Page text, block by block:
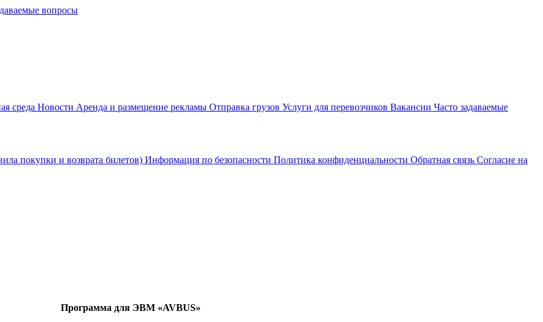
вопросы
среда Новости Аренда и размещение рекламы Отправка грузов Услуги для перевозчиков Вакансии Часто задаваемые
покупки и возврата билетов) Информация по безопасности Политика конфиденциальности Обратная связь Согласие на
Программа для ЭВМ «AVBUS»